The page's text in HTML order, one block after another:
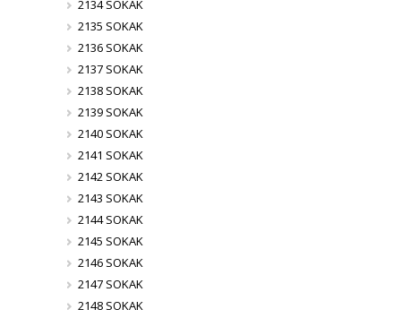
2134 SOKAK
2135 SOKAK
2136 SOKAK
2137 SOKAK
2138 SOKAK
2139 SOKAK
2140 SOKAK
2141 SOKAK
2142 SOKAK
2143 SOKAK
2144 SOKAK
2145 SOKAK
2146 SOKAK
2147 SOKAK
2148 SOKAK